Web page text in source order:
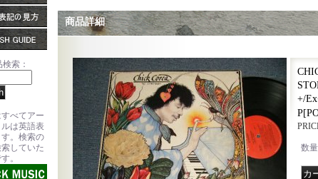
索：
べてアー
は英語表
。検索の
していた
。
商品詳細
+/
P[
数量